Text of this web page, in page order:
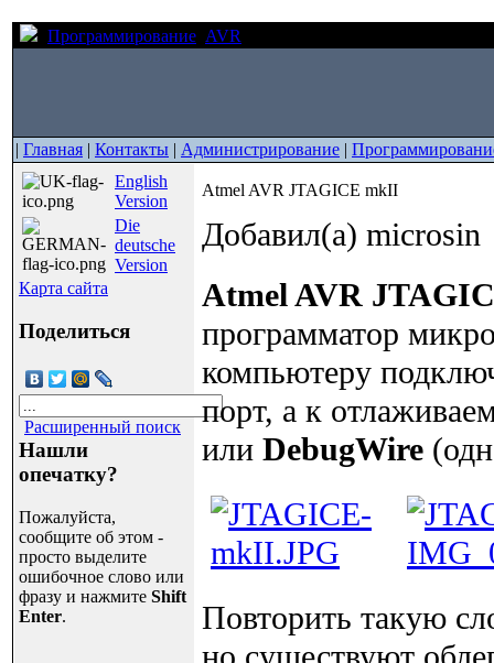
Программирование AVR
| Главная | Контакты | Администрирование |
English
Version
Die
deutsche
Version
Карта сайта
Поделиться
Расширенный поиск
Нашли
опечатку?
Пожалуйста,
сообщите об этом -
просто выделите
ошибочное слово или
фразу и нажмите Shift
Enter.
Atmel AVR JTAGICE mkII
Добавил(а) microsin
Atmel AVR
программатор
компьютеру
порт, а к
или DebugWire
Повторить такую